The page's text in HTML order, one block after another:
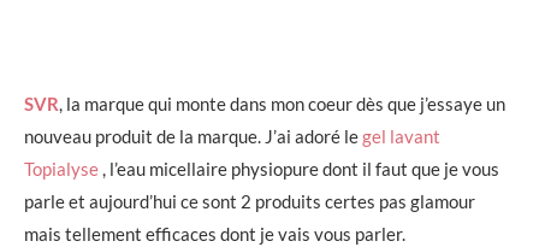
SVR, la marque qui monte dans mon coeur dès que j’essaye un
nouveau produit de la marque. J’ai adoré legel lavant
Topialyse, l’eau micellaire physiopure dont il faut que je vous
parle et aujourd’hui ce sont 2 produits certes pas glamour
mais tellement efficaces dont je vais vous parler.